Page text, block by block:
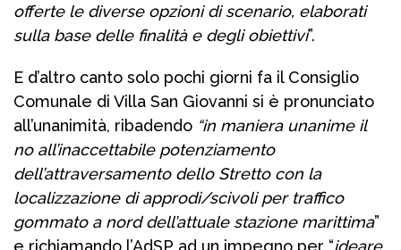
offerte le diverse opzioni di scenario, elaborati
sulla base delle finalità e degli obiettivi”.
E d’altro canto solo pochi giorni fa il Consiglio
Comunale di Villa San Giovanni si è pronunciato
all’unanimità, ribadendo “in maniera unanime il
no all’inaccettabile potenziamento
dell’attraversamento dello Stretto con la
localizzazione di approdi/scivoli per traffico
gommato a nord dell’attuale stazione marittima”
e richiamando l’AdSP ad un impegno per “ideare,